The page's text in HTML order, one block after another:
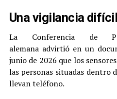
Una vigilancia
La Conferencia de
alemana advirtió en un
junio de 2026 que los
las personas situadas dentro
llevan teléfono.